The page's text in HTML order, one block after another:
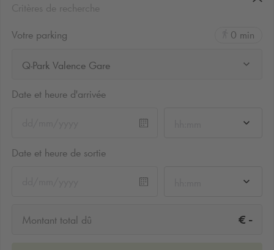
Votre parking
0 min
Q-Park Valence Gare
Date et heure d'arrivée
Date et heure de sortie
Montant total dû € -